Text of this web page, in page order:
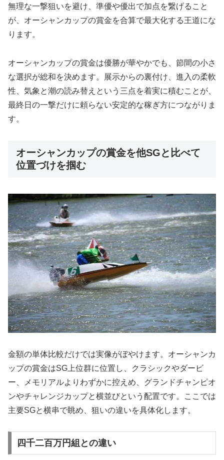
無理な一撃狙いを避け、準優や優出で加点を繋げること
が、オーシャンカップの賞金を合算で最大化する王道にな
ります。
オーシャンカップの賞金は優勝が華やかでも、節間の小さ
な選択が総和を決めます。展示からの裏付け、進入の柔軟
性、気象と潮の読み替えという三点を着実に積むことが、
最終日の一撃だけに頼らない安定的な稼ぎ方につながりま
す。
オーシャンカップの賞金を他SGと比べて
位置づけを掴む
金額の単体比較だけでは実像がぼやけます。オーシャンカ
ップの賞金はSG上位群に位置し、クラシックやダービ
ー、メモリアルよりわずかに控えめ、グランドチャンピオ
ンやチャレンジカップと横並びという配置です。ここでは
主要SGと横串で眺め、狙いの違いを具体化します。
四千二百万円組との違い